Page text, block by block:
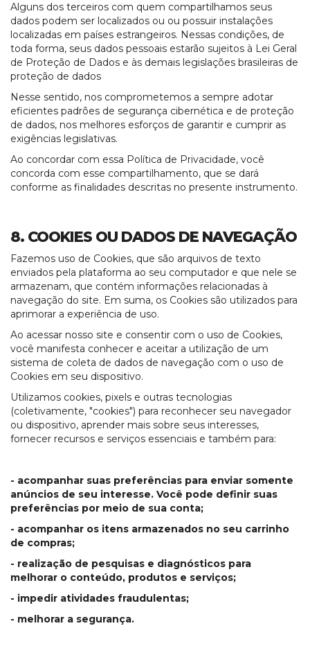
Alguns dos terceiros com quem compartilhamos seus
dados podem ser localizados ou ou possuir instalações
localizadas em países estrangeiros. Nessas condições, de
toda forma, seus dados pessoais estarão sujeitos à Lei Geral
de Proteção de Dados e às demais legislações brasileiras de
proteção de dados
Nesse sentido, nos comprometemos a sempre adotar
eficientes padrões de segurança cibernética e de proteção
de dados, nos melhores esforços de garantir e cumprir as
exigências legislativas.
Ao concordar com essa Política de Privacidade, você
concorda com esse compartilhamento, que se dará
conforme as finalidades descritas no presente instrumento.
8. COOKIES OU DADOS DE NAVEGAÇÃO
Fazemos uso de Cookies, que são arquivos de texto
enviados pela plataforma ao seu computador e que nele se
armazenam, que contém informações relacionadas à
navegação do site. Em suma, os Cookies são utilizados para
aprimorar a experiência de uso.
Ao acessar nosso site e consentir com o uso de Cookies,
você manifesta conhecer e aceitar a utilização de um
sistema de coleta de dados de navegação com o uso de
Cookies em seu dispositivo.
Utilizamos cookies, pixels e outras tecnologias
(coletivamente, "cookies") para reconhecer seu navegador
ou dispositivo, aprender mais sobre seus interesses,
fornecer recursos e serviços essenciais e também para:
- acompanhar suas preferências para enviar somente
anúncios de seu interesse. Você pode definir suas
preferências por meio de sua conta;
- acompanhar os itens armazenados no seu carrinho
de compras;
- realização de pesquisas e diagnósticos para
melhorar o conteúdo, produtos e serviços;
- impedir atividades fraudulentas;
- melhorar a segurança.